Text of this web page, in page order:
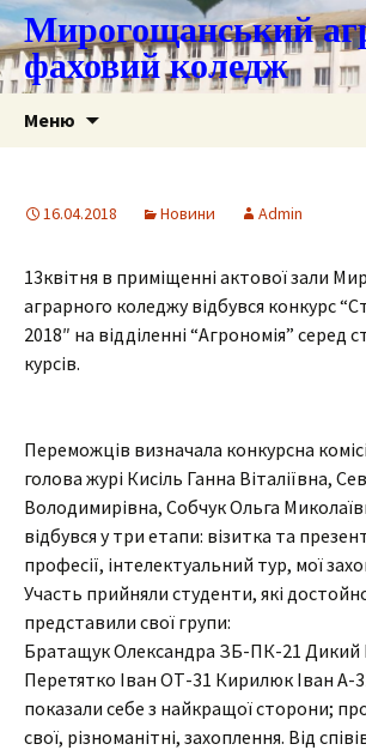
Мирогощанський
фаховий коледж
Меню
16.04.2018 Новини Admin
13квітня в приміщенні актової зали
аграрного коледжу відбувся конкурс
2018″ на відділенні “Агрономія” серед
курсів.
Переможців визначала конкурсна
голова журі Кисіль Ганна Віталіївна,
Володимирівна, Собчук Ольга
відбувся у три етапи: візитка та
професії, інтелектуальний тур, мої
Участь прийняли студенти, які
представили свої групи:
Братащук Олександра ЗБ-ПК-21 Дикий
Перетятко Іван ОТ-31 Кирилюк Іван А-
показали себе з найкращої сторони;
свої, різноманітні, захоплення. Від